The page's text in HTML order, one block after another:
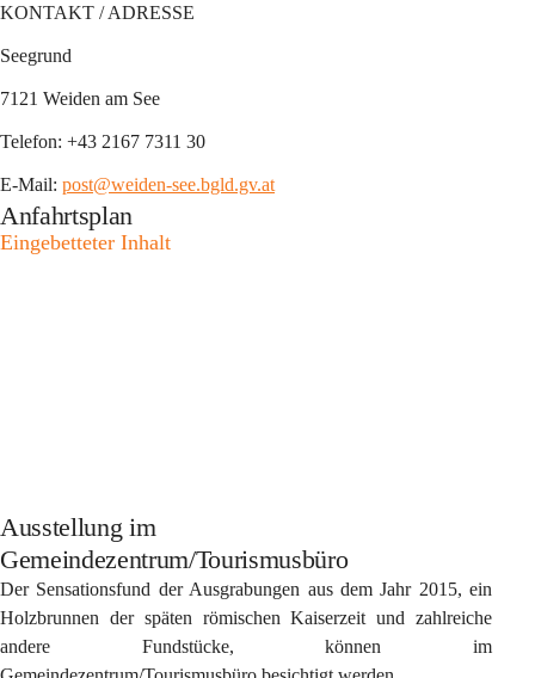
KONTAKT / ADRESSE
Seegrund
7121 Weiden am See
Telefon: +43 2167 7311 30
E-Mail: post@weiden-see.bgld.gv.at
Anfahrtsplan
Eingebetteter Inhalt
Ausstellung im
Gemeindezentrum/Tourismusbüro
Der Sensationsfund der Ausgrabungen aus dem Jahr 2015, ein
Holzbrunnen der späten römischen Kaiserzeit und zahlreiche
andere Fundstücke, können im